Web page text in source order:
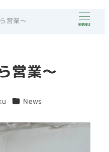
MENU
営業～
営業～
カテゴリー
News